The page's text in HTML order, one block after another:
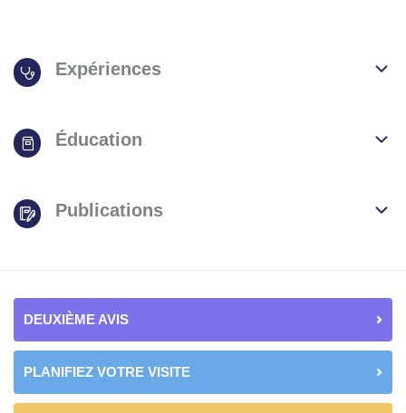
Expériences
Éducation
Publications
DEUXIÈME AVIS
PLANIFIEZ VOTRE VISITE